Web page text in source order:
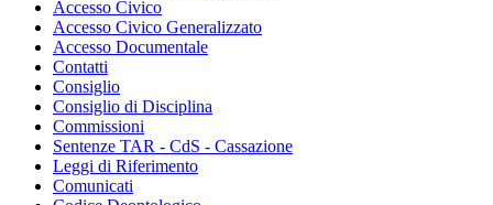
Accesso Civico
Accesso Civico Generalizzato
Accesso Documentale
Contatti
Consiglio
Consiglio di Disciplina
Commissioni
Sentenze TAR - CdS - Cassazione
Leggi di Riferimento
Comunicati